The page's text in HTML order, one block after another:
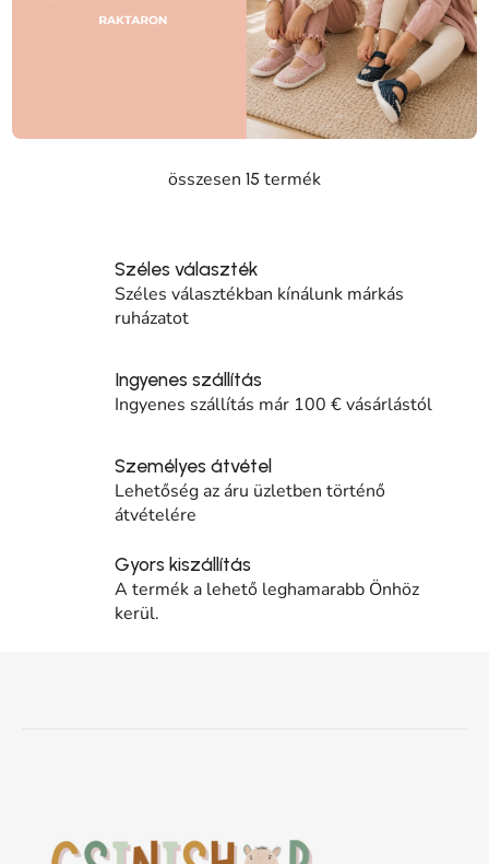
Listairányítás elemei
összesen 15 termék
Széles választék
Széles választékban kínálunk márkás
ruházatot
Ingyenes szállítás
Ingyenes szállítás már 100 € vásárlástól
Személyes átvétel
Lehetőség az áru üzletben történő
átvételére
Gyors kiszállítás
A termék a lehető leghamarabb Önhöz
kerül.